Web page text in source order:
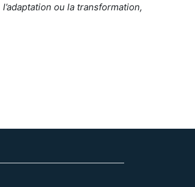
ou la transformation,